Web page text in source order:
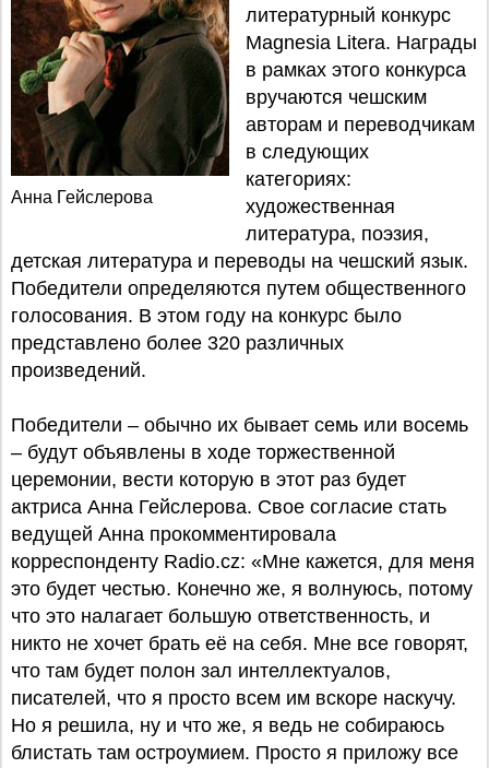
Анна Гейслерова
литературный конкурс
Magnesia Litera. Награды
в рамках этого конкурса
вручаются чешским
авторам и переводчикам
в следующих
категориях:
художественная
литература, поэзия,
детская литература и переводы на чешский язык.
Победители определяются путем общественного
голосования. В этом году на конкурс было
представлено более 320 различных
произведений.
Победители – обычно их бывает семь или восемь
– будут объявлены в ходе торжественной
церемонии, вести которую в этот раз будет
актриса Анна Гейслерова. Свое согласие стать
ведущей Анна прокомментировала
корреспонденту Radio.cz: «Мне кажется, для меня
это будет честью. Конечно же, я волнуюсь, потому
что это налагает большую ответственность, и
никто не хочет брать её на себя. Мне все говорят,
что там будет полон зал интеллектуалов,
писателей, что я просто всем им вскоре наскучу.
Но я решила, ну и что же, я ведь не собираюсь
блистать там остроумием. Просто я приложу все